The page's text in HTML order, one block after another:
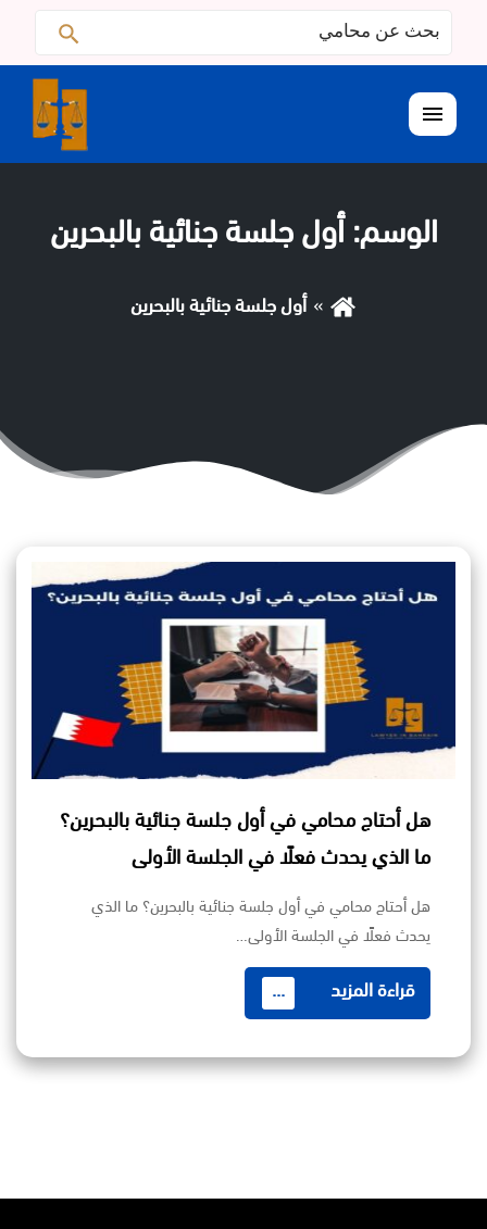
البحث
عن:
القائمة
الوسم:أول جلسة جنائية بالبحرين
أول جلسة جنائية بالبحرين
هل أحتاج محامي في أول جلسة جنائية بالبحرين؟
ما الذي يحدث فعلًا في الجلسة الأولى
هل أحتاج محامي في أول جلسة جنائية بالبحرين؟ ما الذي
يحدث فعلًا في الجلسة الأولى…
قراءة المزيد ...